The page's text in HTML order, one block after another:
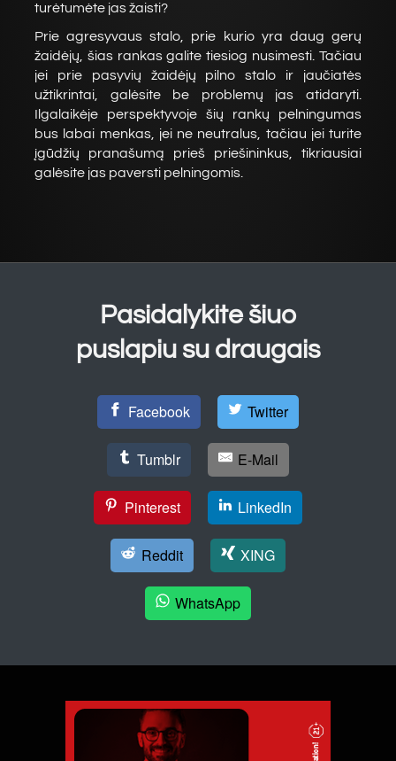
turėtumėte jas žaisti?
Prie agresyvaus stalo, prie kurio yra daug gerų
žaidėjų, šias rankas galite tiesiog nusimesti. Tačiau
jei prie pasyvių žaidėjų pilno stalo ir jaučiatės
užtikrintai, galėsite be problemų jas atidaryti.
Ilgalaikėje perspektyvoje šių rankų pelningumas
bus labai menkas, jei ne neutralus, tačiau jei turite
įgūdžių pranašumą prieš priešininkus, tikriausiai
galėsite jas paversti pelningomis.
Pasidalykite šiuo
puslapiu su draugais
Facebook Twitter
Tumblr E-Mail
Pinterest LinkedIn
Reddit XING
WhatsApp